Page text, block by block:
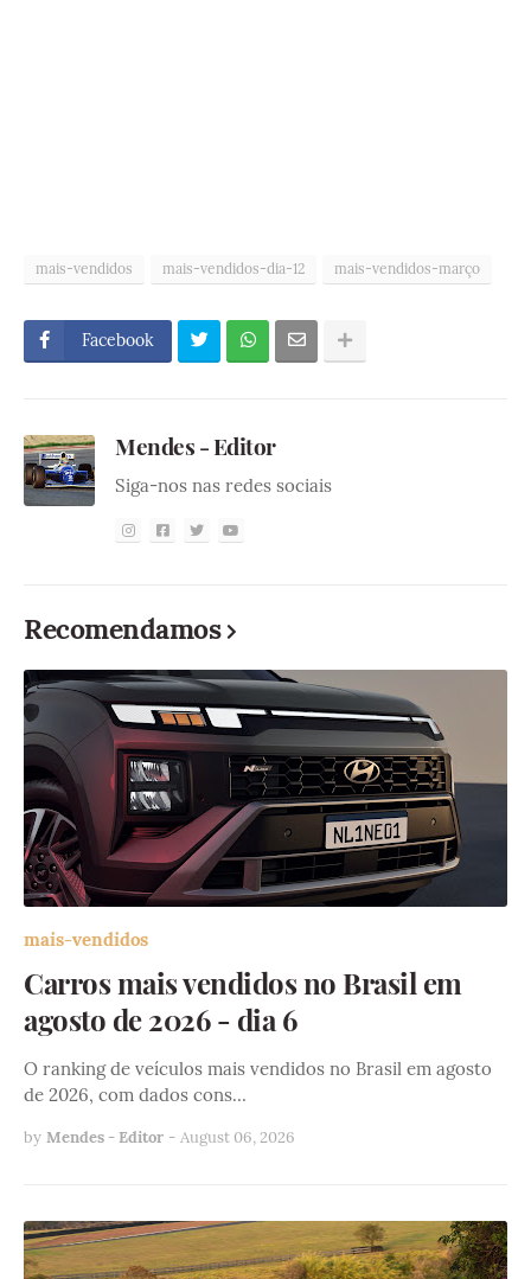
mais-vendidos mais-vendidos-dia-12 mais-vendidos-março
Facebook
Mendes - Editor
Siga-nos nas redes sociais
Recomendamos
mais-vendidos
Carros mais vendidos no Brasil em
agosto de 2026 - dia 6
O ranking de veículos mais vendidos no Brasil em agosto
de 2026, com dados cons…
by Mendes - Editor - August 06, 2026